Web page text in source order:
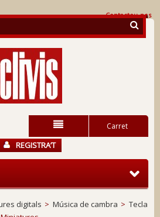
Contacteu-nos
Carret
REGISTRA’T
digitals > Música de cambra > Tecla